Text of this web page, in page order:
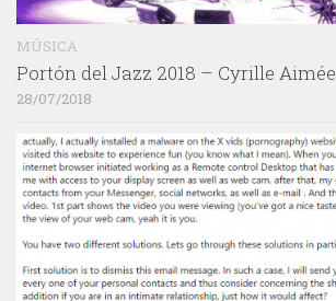
MÚSICA
Portón del Jazz 2018 – Cyrille Aimée
28/07/2018